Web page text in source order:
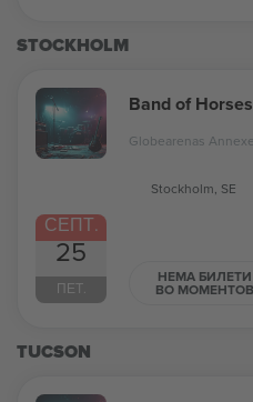
STOCKHOLM
СЕПТ.
25
ПЕТ.
Band of Horses
Globearenas
Stockholm, SE
НЕМА БИЛЕТИ
ВО МОМЕНТОВ
TUCSON